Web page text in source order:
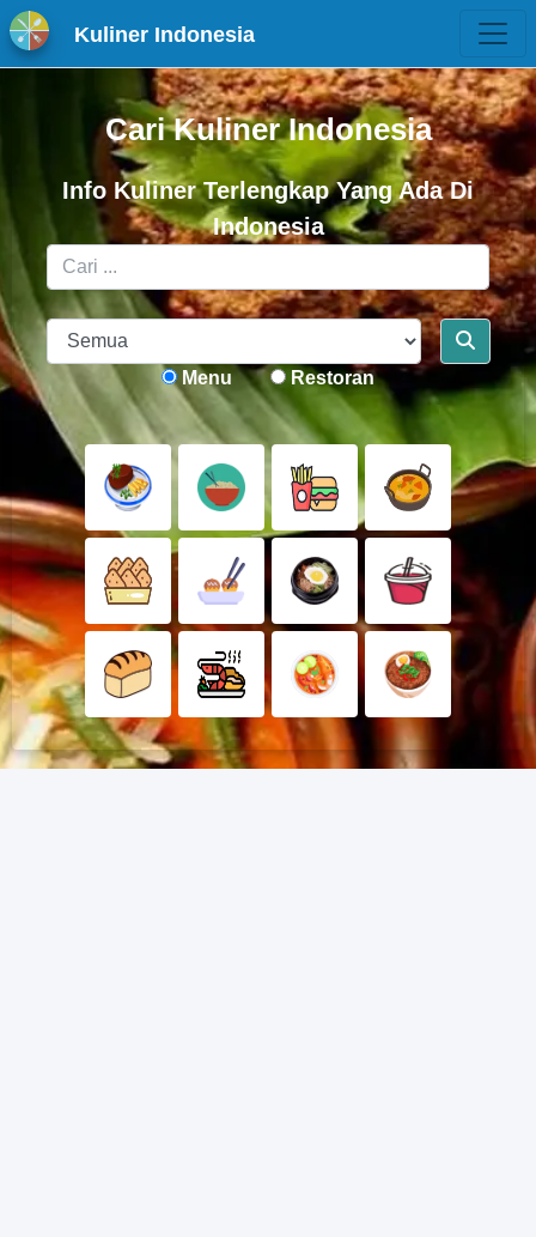
Kuliner Indonesia
Cari Kuliner Indonesia
Info Kuliner Terlengkap Yang Ada Di
Indonesia
Menu Restoran